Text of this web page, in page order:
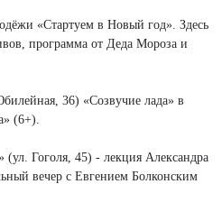
«Стартуем в Новый год». Здесь
программа от Деда Мороза и
36) «Созвучие лада» в
(6+).
(ул. Гоголя, 45) - лекция Александра
вечер с Евгением Болконским